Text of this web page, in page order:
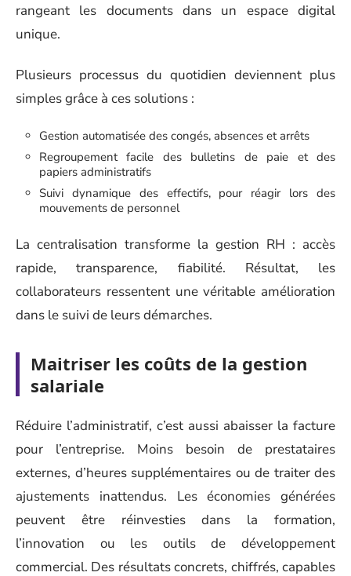
rangeant les documents dans un espace digital
unique.
Plusieurs processus du quotidien deviennent plus
simples grâce à ces solutions :
Gestion automatisée des congés, absences et arrêts
Regroupement facile des bulletins de paie et des
papiers administratifs
Suivi dynamique des effectifs, pour réagir lors des
mouvements de personnel
La centralisation transforme la gestion RH : accès
rapide, transparence, fiabilité. Résultat, les
collaborateurs ressentent une véritable amélioration
dans le suivi de leurs démarches.
Maitriser les coûts de la gestion
salariale
Réduire l’administratif, c’est aussi abaisser la facture
pour l’entreprise. Moins besoin de prestataires
externes, d’heures supplémentaires ou de traiter des
ajustements inattendus. Les économies générées
peuvent être réinvesties dans la formation,
l’innovation ou les outils de développement
commercial. Des résultats concrets, chiffrés, capables